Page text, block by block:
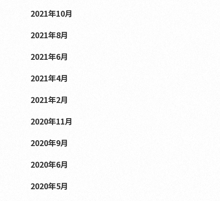
2021年10月
2021年8月
2021年6月
2021年4月
2021年2月
2020年11月
2020年9月
2020年6月
2020年5月